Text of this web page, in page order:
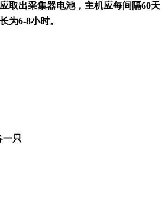
，应取出采集器电池，主机应每间隔60天
为6-8小时。
只